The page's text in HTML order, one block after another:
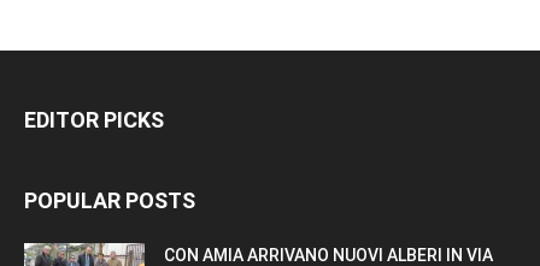
EDITOR PICKS
POPULAR POSTS
CON AMIA ARRIVANO NUOVI ALBERI IN VIA